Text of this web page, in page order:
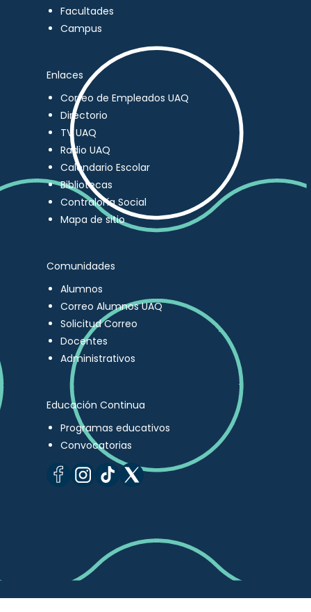
Facultades
Campus
Enlaces
Correo de Empleados UAQ
Directorio
TV UAQ
Radio UAQ
Calendario Escolar
Bibliotecas
Contraloría Social
Mapa de sitio
Comunidades
Alumnos
Correo Alumnos UAQ
Solicitud Correo
Docentes
Administrativos
Educación Continua
Programas educativos
Convocatorias